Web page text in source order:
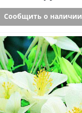
Сообщить о наличии